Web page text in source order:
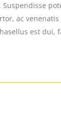
ac
est